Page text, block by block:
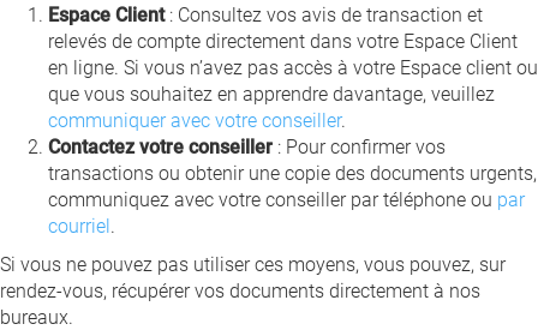
Espace Client: Consultez vos avis de transaction et
relevés de compte directement dans votre Espace Client
en ligne. Si vous n’avez pas accès à votre Espace client ou
que vous souhaitez en apprendre davantage, veuillez
communiquer avec votre conseiller.
Contactez votre conseiller : Pour confirmer vos
transactions ou obtenir une copie des documents urgents,
communiquez avec votre conseiller par téléphone ou par
courriel.
Si vous ne pouvez pas utiliser ces moyens, vous pouvez, sur
rendez-vous, récupérer vos documents directement à nos
bureaux.